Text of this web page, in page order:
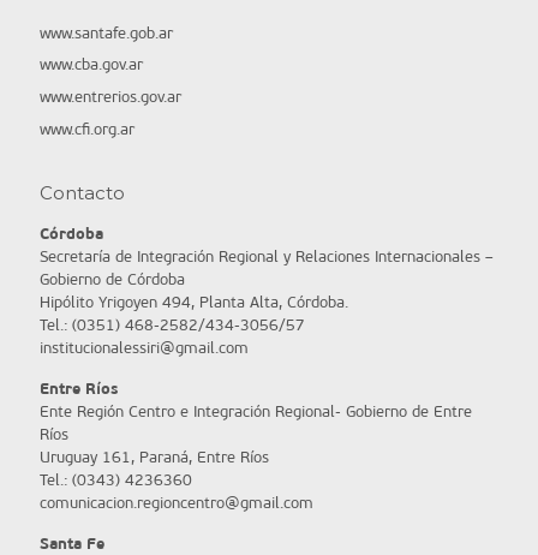
www.santafe.gob.ar
www.cba.gov.ar
www.entrerios.gov.ar
www.cfi.org.ar
Contacto
Córdoba
Secretaría de Integración Regional y Relaciones Internacionales –
Gobierno de Córdoba
Hipólito Yrigoyen 494, Planta Alta, Córdoba.
Tel.: (0351) 468-2582/434-3056/57
institucionalessiri@gmail.com
Entre Ríos
Ente Región Centro e Integración Regional- Gobierno de Entre
Ríos
Uruguay 161, Paraná, Entre Ríos
Tel.: (0343) 4236360
comunicacion.regioncentro@gmail.com
Santa Fe